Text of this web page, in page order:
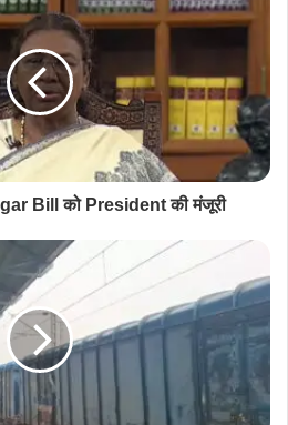
i
e
Bill को President की मंजूरी